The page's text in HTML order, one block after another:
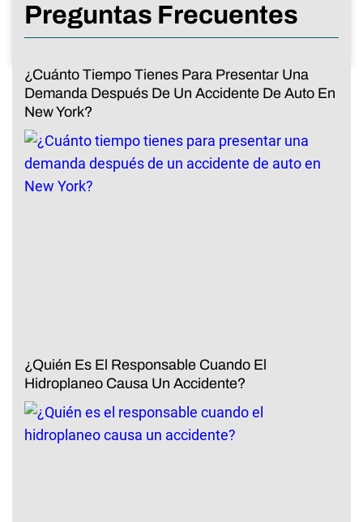
Preguntas Frecuentes
¿Cuánto Tiempo Tienes Para Presentar Una
Demanda Después De Un Accidente De Auto En
New York?
¿Quién Es El Responsable Cuando El
Hidroplaneo Causa Un Accidente?